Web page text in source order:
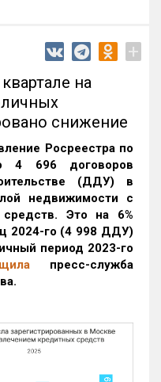
+
на
снижение
Росреестра по
4 696 договоров
(ДДУ) в
недвижимости с
Это на 6%
2024-го (4 998 ДДУ)
период 2023-го
пресс-служба